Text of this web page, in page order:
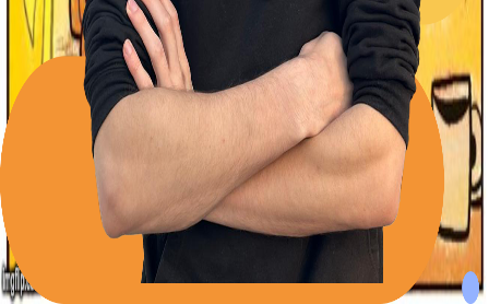
LeistungenPortfolioKundenmeinungen Über uns NewsletterBlog
Impressum: RoyalZSoftware UG (haftungsbeschränkt),
Lärchenstraße 3, 82362 Weilheim in Oberbayern